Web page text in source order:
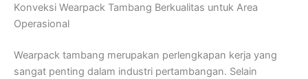
Konveksi Wearpack Tambang Berkualitas untuk Area
Operasional
Wearpack tambang merupakan perlengkapan kerja yang
sangat penting dalam industri pertambangan. Selain